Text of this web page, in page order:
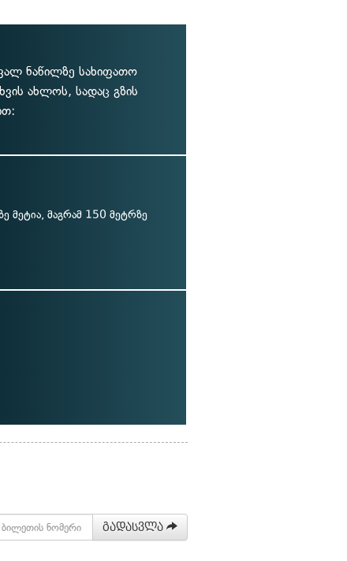
ნაწილზე სახიფათო
ახლოს, სადაც გზის
მეტია, მაგრამ 150 მეტრზე
გადასვლა